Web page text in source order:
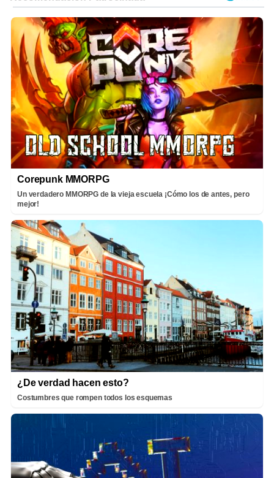
Corepunk MMORPG
Un verdadero MMORPG de la vieja escuela ¡Cómo los de antes, pero
mejor!
¿De verdad hacen esto?
Costumbres que rompen todos los esquemas